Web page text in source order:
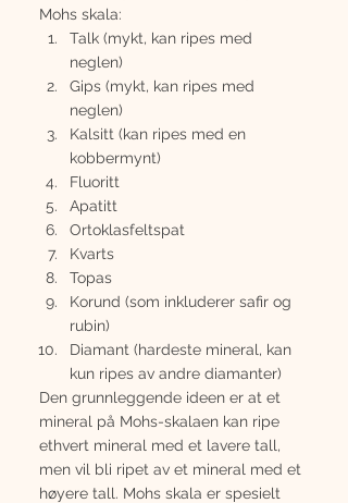
Mohs skala:
Talk (mykt, kan ripes med
neglen)
Gips (mykt, kan ripes med
neglen)
Kalsitt (kan ripes med en
kobbermynt)
Fluoritt
Apatitt
Ortoklasfeltspat
Kvarts
Topas
Korund (som inkluderer safir og
rubin)
Diamant (hardeste mineral, kan
kun ripes av andre diamanter)
Den grunnleggende ideen er at et
mineral på Mohs-skalaen kan ripe
ethvert mineral med et lavere tall,
men vil bli ripet av et mineral med et
høyere tall. Mohs skala er spesielt